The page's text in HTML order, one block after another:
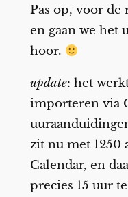
Pas op, voor de
en gaan we het
hoor.
update: het
importeren via
zit nu met 1250
Calendar, en
precies 15 uur